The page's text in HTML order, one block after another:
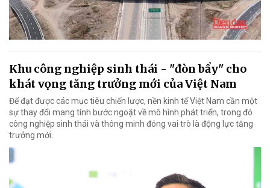
Khu công nghiệp sinh thái - "đòn bẩy" cho
khát vọng tăng trưởng mới của Việt Nam
Để đạt được các mục tiêu chiến lược, nền kinh tế Việt Nam cần một
sự thay đổi mang tính bước ngoặt về mô hình phát triển, trong đó
công nghiệp sinh thái và thông minh đóng vai trò là động lực tăng
trưởng mới.